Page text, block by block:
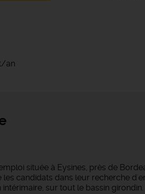
an
située à Eysines, près de
candidats dans leur recherche
sur tout le bassin girondin.